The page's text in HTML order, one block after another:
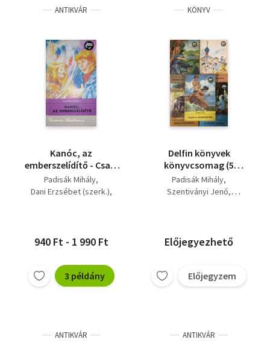
ANTIKVÁR
Kanóc, az
emberszelídítő - Csala
Károly rajzaival (Delfin
könyvek, saját képpel)
Padisák Mihály
Dani Erzsébet (szerk.)
940 Ft - 1 990 Ft
3 példány
KÖNYV
Delfin könyvek
könyvcsomag (5
kötet)
Padisák Mihály
Szentiványi Jenő
Előjegyezhető
Előjegyzem
ANTIKVÁR ANTIKVÁR